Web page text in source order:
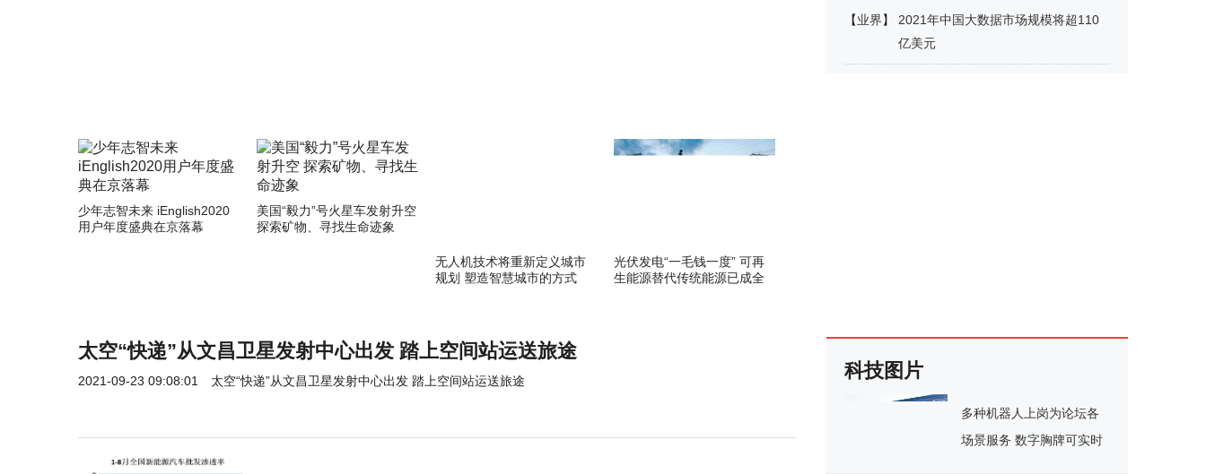
少年志智未来 iEnglish2020
用户年度盛典在京落幕
美国“毅力”号火星车发射升空
探索矿物、寻找生命迹象
无人机技术将重新定义城市
规划 塑造智慧城市的方式
光伏发电“一毛钱一度” 可再
生能源替代传统能源已成全
太空“快递”从文昌卫星发射中心出发 踏上空间站运送旅途
2021-09-23 09:08:01 太空“快递”从文昌卫星发射中心出发 踏上空间站运送旅途
【业界】
2021年中国大数据市场规模将超110
亿美元
科技图片
多种机器人上岗为论坛各
场景服务 数字胸牌可实时